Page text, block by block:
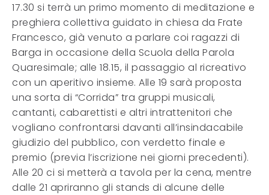
17.30 si terrà un primo momento di meditazione e
preghiera collettiva guidato in chiesa da Frate
Francesco, già venuto a parlare coi ragazzi di
Barga in occasione della Scuola della Parola
Quaresimale; alle 18.15, il passaggio al ricreativo
con un aperitivo insieme. Alle 19 sarà proposta
una sorta di “Corrida” tra gruppi musicali,
cantanti, cabarettisti e altri intrattenitori che
vogliano confrontarsi davanti all’insindacabile
giudizio del pubblico, con verdetto finale e
premio (previa l’iscrizione nei giorni precedenti).
Alle 20 ci si metterà a tavola per la cena, mentre
dalle 21 apriranno gli stands di alcune delle